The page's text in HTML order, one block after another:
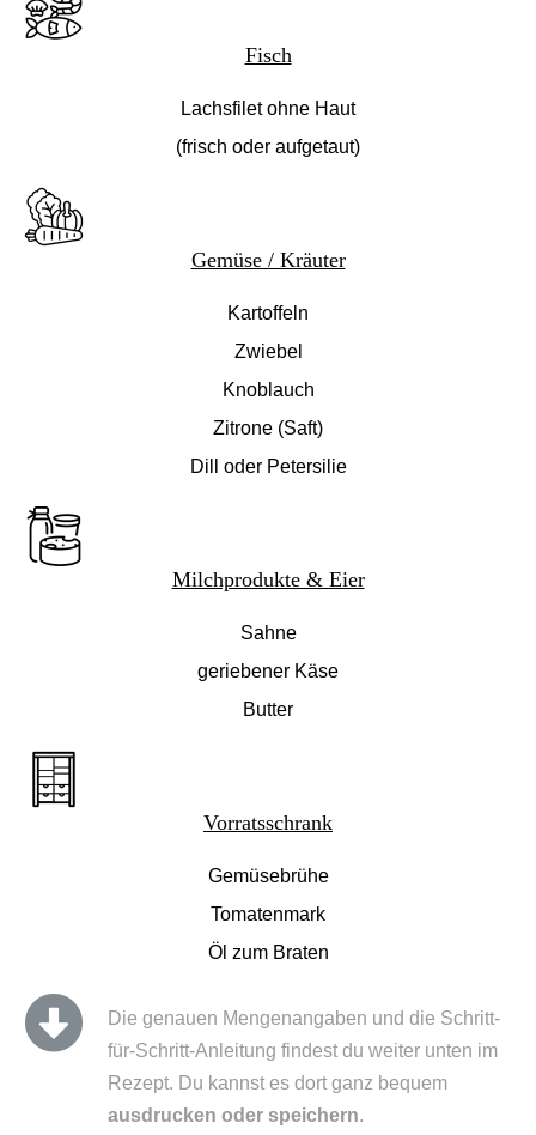
Fisch
Lachsfilet ohne Haut
(frisch oder aufgetaut)
Gemüse / Kräuter
Kartoffeln
Zwiebel
Knoblauch
Zitrone (Saft)
Dill oder Petersilie
Milchprodukte & Eier
Sahne
geriebener Käse
Butter
Vorratsschrank
Gemüsebrühe
Tomatenmark
Öl zum Braten
Die genauen Mengenangaben und die Schritt-
für-Schritt-Anleitung findest du weiter unten im
Rezept. Du kannst es dort ganz bequem
ausdrucken oder speichern.